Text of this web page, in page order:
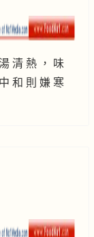
清 熱 ， 味
和 則 嫌 寒